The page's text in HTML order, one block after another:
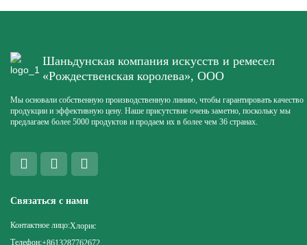
Шаньдунская компания искусств и ремесел
«Рождественская королева», ООО
Мы основали собственную производственную линию, чтобы гарантировать качество
продукции и эффективную цену. Наше присутствие очень заметно, поскольку мы
предлагаем более 5000 продуктов и продаем их в более чем 36 странах.
Связаться с нами
Контактное лицо:Хлорис
Телефон:+8613287762672